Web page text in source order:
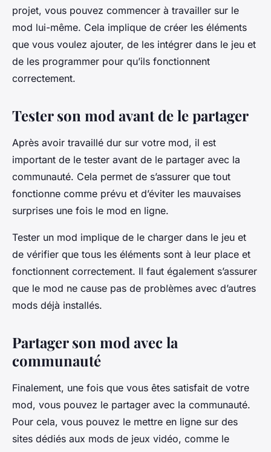
projet, vous pouvez commencer à travailler sur le
mod lui-même. Cela implique de créer les éléments
que vous voulez ajouter, de les intégrer dans le jeu et
de les programmer pour qu’ils fonctionnent
correctement.
Tester son mod avant de le partager
Après avoir travaillé dur sur votre mod, il est
important de le tester avant de le partager avec la
communauté. Cela permet de s’assurer que tout
fonctionne comme prévu et d’éviter les mauvaises
surprises une fois le mod en ligne.
Tester un mod implique de le charger dans le jeu et
de vérifier que tous les éléments sont à leur place et
fonctionnent correctement. Il faut également s’assurer
que le mod ne cause pas de problèmes avec d’autres
mods déjà installés.
Partager son mod avec la
communauté
Finalement, une fois que vous êtes satisfait de votre
mod, vous pouvez le partager avec la communauté.
Pour cela, vous pouvez le mettre en ligne sur des
sites dédiés aux mods de jeux vidéo, comme le